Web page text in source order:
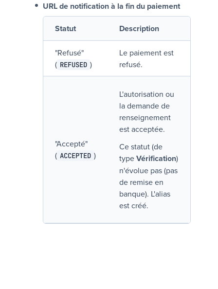
URL de notification à la fin du paiement
Statut
Description
"Refusé"
( REFUSED )
Le paiement est
refusé.
"Accepté"
( ACCEPTED )
L'autorisation ou
la demande de
renseignement
est acceptée.
Ce statut (de
typeVérification)
n'évolue pas (pas
de remise en
banque). L'alias
est créé.